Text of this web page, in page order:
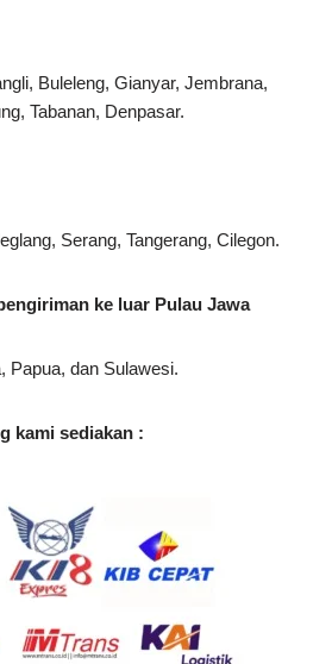
Buleleng, Gianyar, Jembrana,
Tabanan, Denpasar.
Serang, Tangerang, Cilegon.
ke luar Pulau Jawa
Papua, dan Sulawesi.
kami sediakan :